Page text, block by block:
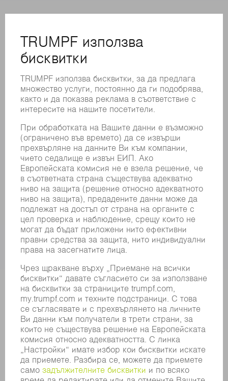
ОНЛАЙН УСЛУГИ
КОНТАКТИ
ФИЛИАЛИ
РЕГИСТРИРАНЕ ЗА БЮЛЕТИН
MYTRUMPF
ИНФОРМАЦИОННИ ЛИСТОВЕ ЗА БЕЗОПАСНОСТ
ПРОДУКТИ
МАШИНИ & СИСТЕМИ
ЛАЗЕР
СИЛОВА ЕЛЕКТРОНИКА
ЕЛЕКТРИЧЕСКИ ИНСТРУМЕНТИ
SMART FACTORY
СОФТУЕР
УСЛУГИ
ПРИЛОЖЕНИЯ
ОТРАСЛИ
КОМПАНИЯТА
КАРИЕРИ
СВОБОДНИ ПОЗИЦИИ
ПРОФИЛ НА КОМПАНИЯТА
УПРАВИТЕЛЕН СЪВЕТ
ГОДИШЕН ДОКЛАД
БИЗНЕС ПРИНЦИПИ
СЪОТВЕТСТВИЕ
СИСТЕМА ЗА ПОДАВАНЕ НА СИГНАЛИ
SECURITY
ПРЕССЪОБЩЕНИЯ
СПИСАНИЯ
УСТОЙЧИВОСТ
КЛИМАТ И ОКОЛНА СРЕДА
СОЦИАЛНИ ВЪПРОСИ И ОБЩЕСТВО
УПРАВЛЕНИЕ НА КОМПАНИЯТА